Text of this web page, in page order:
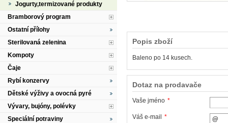
Popis zboží
Baleno po 14 kusech.
Dotaz na prodavače
Vaše jméno *
Váš e-mail *
Jogurty,termizované produkty
Bramborový program
Ostatní přílohy
Sterilovaná zelenina
Kompoty
Čaje
Rybí konzervy
Dětské výživy a ovocná pyré
Vývary, bujóny, polévky
Speciální potraviny